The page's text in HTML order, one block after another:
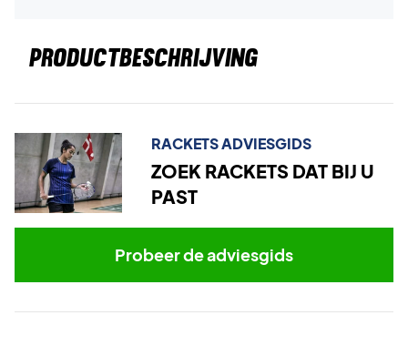
PRODUCTBESCHRIJVING
RACKETS ADVIESGIDS
ZOEK RACKETS DAT BIJ U
PAST
Probeer de adviesgids